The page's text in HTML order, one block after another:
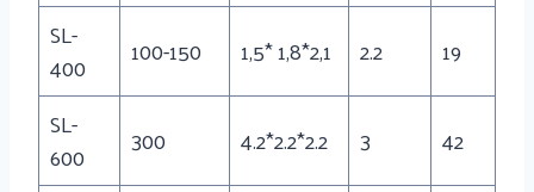
SL-
400
100-150 1,5* 1,8*2,1 2.2
19
SL-
600
300 4.2*2.2*2.2 3
42